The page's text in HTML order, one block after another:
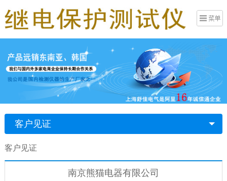
客户见证
客户见证
南京熊猫电器有限公司